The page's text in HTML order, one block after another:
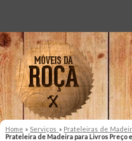
Home » Serviços » Prateleiras de
Prateleira de Madeira para Livros Preço